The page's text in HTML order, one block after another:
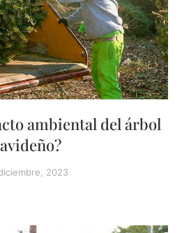
ambiental del árbol
2023